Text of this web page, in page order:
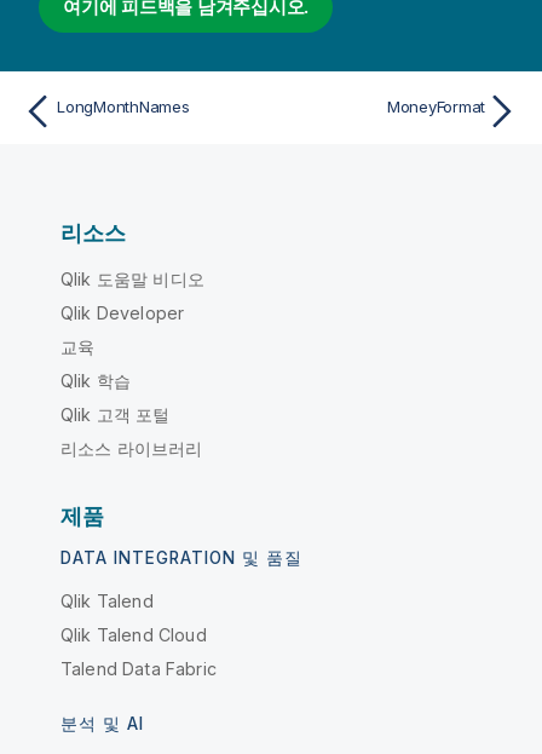
여기에 피드백을 남겨주십시오.
LongMonthNames MoneyFormat
리소스
Qlik 도움말 비디오
Qlik Developer
교육
Qlik 학습
Qlik 고객 포털
리소스 라이브러리
제품
DATA INTEGRATION 및 품질
Qlik Talend
Qlik Talend Cloud
Talend Data Fabric
분석 및 AI